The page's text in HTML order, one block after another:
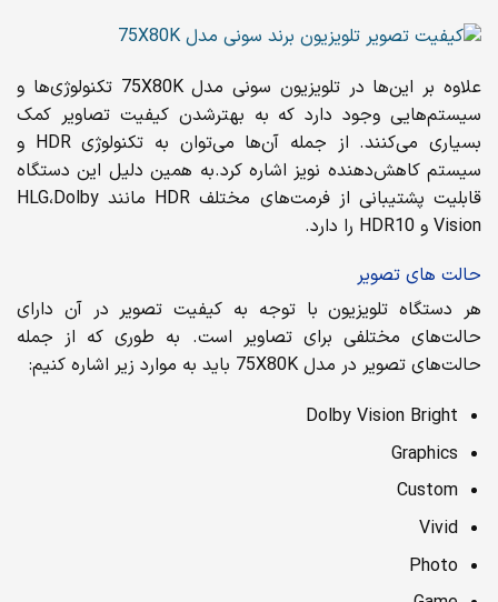
علاوه بر این‌ها در تلویزیون سونی مدل 75X80K تکنولوژی‌ها و
سیستم‌هایی وجود دارد که به بهتر‌شدن کیفیت تصاویر کمک
بسیاری می‌کنند. از جمله آن‌ها می‌توان به تکنولوژی HDR و
سیستم کاهش‌دهنده نویز اشاره کرد.به همین دلیل این دستگاه
قابلیت پشتیبانی از فرمت‌های مختلف HDR مانند HLG،Dolby
Vision و HDR10 را دارد.
حالت های تصویر
هر دستگاه تلویزیون با توجه به کیفیت تصویر در آن دارای
حالت‌های مختلفی برای تصاویر است. به طوری که از جمله
حالت‌های تصویر در مدل 75X80K باید به موارد زیر اشاره کنیم:
Dolby Vision Bright
Graphics
Custom
Vivid
Photo